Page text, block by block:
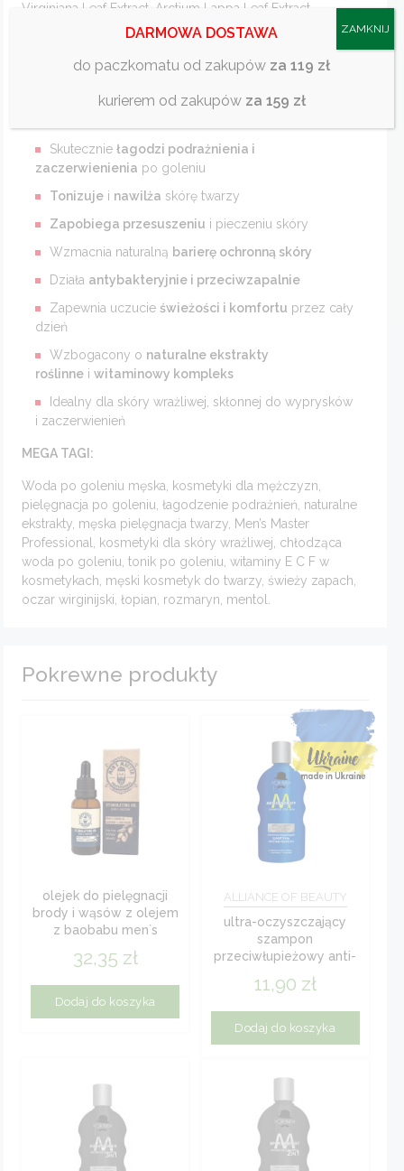
Virginiana Leaf Extract, Arctium Lappa Leaf Extract,
Rosmarinus Officinalis Extract, Cotinus Coggygria Leaf
Citric Acid, Sodium Benzoate, Potassium Sorbate, Caramel,
Skuteczniełagodzi podrażnienia i
zaczerwienienia po goleniu
Tonizuje i nawilża skórę twarzy
Zapobiega przesuszeniu i pieczeniu skóry
Wzmacnia naturalną barierę ochronną skóry
Działa antybakteryjnie i przeciwzapalnie
Zapewnia uczucieświeżości i komfortu przez cały
dzień
Wzbogacony o naturalne ekstrakty
roślinne iwitaminowy kompleks
Idealny dla skóry wrażliwej, skłonnej do wyprysków
i zaczerwienień
MEGA TAGI:
Woda po goleniu męska, kosmetyki dla mężczyzn,
pielęgnacja po goleniu, łagodzenie podrażnień, naturalne
ekstrakty, męska pielęgnacja twarzy, Men’s Master
Professional, kosmetyki dla skóry wrażliwej, chłodząca
woda po goleniu, tonik po goleniu, witaminy E C F w
kosmetykach, męski kosmetyk do twarzy, świeży zapach,
oczar wirginijski, łopian, rozmaryn, mentol.
Pokrewne produkty
olejek do pielęgnacji
brody i wąsów z olejem
z baobabu men`s
32,35 zł
Dodaj do koszyka
ALLIANCE OF BEAUTY
ultra-oczyszczający
szampon
przeciwłupieżowy anti-
11,90 zł
Dodaj do koszyka
DARMOWA DOSTAWA
do paczkomatu od zakupów za 119 zł
kurierem od zakupów za 159 zł
ZAMKNIJ